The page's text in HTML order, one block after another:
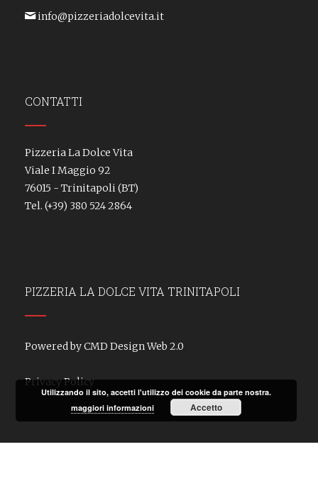
info@pizzeriadolcevita.it
CONTATTI
Pizzeria La Dolce Vita
Viale I Maggio 92
76015 - Trinitapoli (BT)
Tel. (+39) 380 524 2864
PIZZERIA LA DOLCE VITA TRINITAPOLI
Powered by CMD Design Web 2.0
Privacy Policy
Utilizzando il sito, accetti l'utilizzo dei cookie da parte nostra.
maggiori informazioni
Accetto